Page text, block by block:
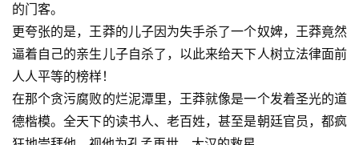
的门客。
更夸张的是，王莽的儿子因为失手杀了一个奴婢，王莽竟然
逼着自己的亲生儿子自杀了，以此来给天下人树立法律面前
人人平等的榜样！
在那个贪污腐败的烂泥潭里，王莽就像是一个发着圣光的道
德楷模。全天下的读书人、老百姓，甚至是朝廷官员，都疯